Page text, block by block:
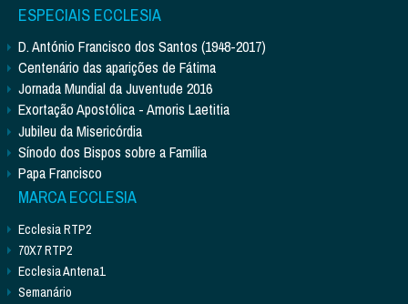
ESPECIAIS ECCLESIA
D. António Francisco dos Santos (1948-2017)
Centenário das aparições de Fátima
Jornada Mundial da Juventude 2016
Exortação Apostólica - Amoris Laetitia
Jubileu da Misericórdia
Sínodo dos Bispos sobre a Família
Papa Francisco
MARCA ECCLESIA
Ecclesia RTP2
70X7 RTP2
Ecclesia Antena1
Semanário